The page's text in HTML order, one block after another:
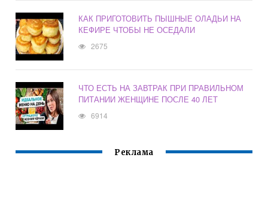
КАК ПРИГОТОВИТЬ ПЫШНЫЕ ОЛАДЬИ НА
КЕФИРЕ ЧТОБЫ НЕ ОСЕДАЛИ
2675
ЧТО ЕСТЬ НА ЗАВТРАК ПРИ ПРАВИЛЬНОМ
ПИТАНИИ ЖЕНЩИНЕ ПОСЛЕ 40 ЛЕТ
6914
Реклама